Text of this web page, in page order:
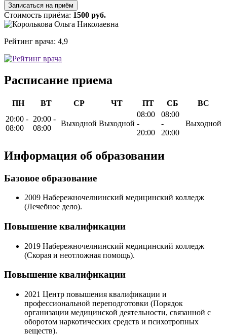
Записаться на приём
Стоимость приёма: 1500 руб.
Рейтинг врача: 4,9
Расписание приема
ПН ВТ СР ЧТ ПТ СБ
ВС
20:00 -
08:00
20:00 -
08:00
Выходной Выходной
08:00
-
20:00
08:00
-
20:00
Выходной
Информация об образовании
Базовое образование
2009 Набережночелнинский медицинский колледж
(Лечебное дело).
Повышение квалификации
2019 Набережночелнинский медицинский колледж
(Скорая и неотложная помощь).
Повышение квалификации
2021 Центр повышения квалификации и
профессиональной переподготовки (Порядок
организации медицинской деятельности, связанной с
оборотом наркотических средств и психотропных
веществ).